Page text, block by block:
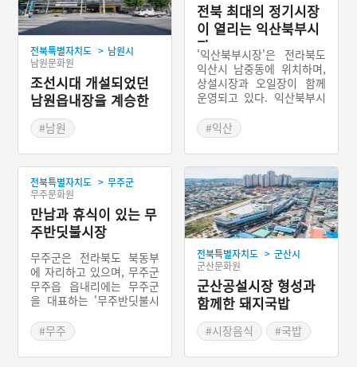
전북특별자치도 > 남원시
남원문화원
조선시대 개설되었던
남원읍내장을 계승한
남원공설시장
#남원
#남원 가볼만한곳
전북 최대의 정기시장
이 열리는 익산북부시
장
'익산북부시장'은 전라북도
익산시 남중동에 위치하며,
상설시장과 오일장이 함께
운영되고 있다. 익산북부시
은 매월 4일과 9일 열리는
오일장이다. 특히 익산장은
전북 최대 규모를 자랑하는
정기시장으로 농산물과 수
산물을 비롯하여 다양한 물
건을 판매하고 있다.
#익산
전북특별자치도 > 무주군
무주문화원
만남과 휴식이 있는 무
주반딧불시장
무주군은 전라북도 북동부
에 자리하고 있으며, 무주군
무주읍 읍내리에는 무주군
을 대표하는 '무주반딧불시
은 1890년에 형성된 ‘산골
재래시장’에서 기원하였으
며, 상설시장과 매월 1, 6일
#무주
전북특별자치도 > 군산시
군산문화원
군산공설시장 형성과
함께한 돼지국밥
#시장음식
#국밥